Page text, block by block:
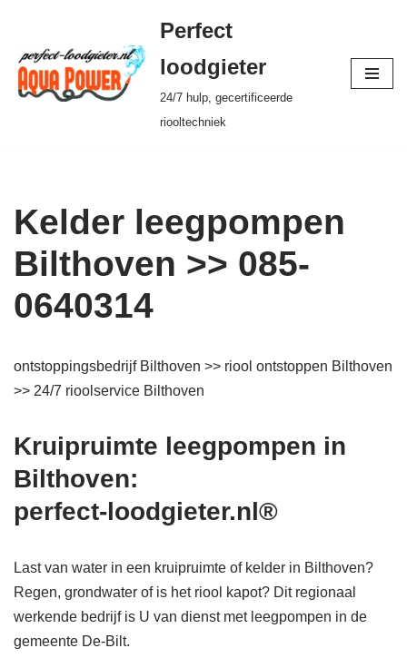
Ga
naar
de
Perfect
loodgieter
24/7 hulp, gecertificeerde
riooltechniek
Kelder leegpompen
Bilthoven >> 085-
0640314
ontstoppingsbedrijf Bilthoven >> riool ontstoppen Bilthoven
>> 24/7 rioolservice Bilthoven
Kruipruimte leegpompen in
Bilthoven:
perfect-loodgieter.nl®
Last van water in een kruipruimte of kelder in Bilthoven?
Regen, grondwater of is het riool kapot? Dit regionaal
werkende bedrijf is U van dienst met leegpompen in de
gemeente De-Bilt.